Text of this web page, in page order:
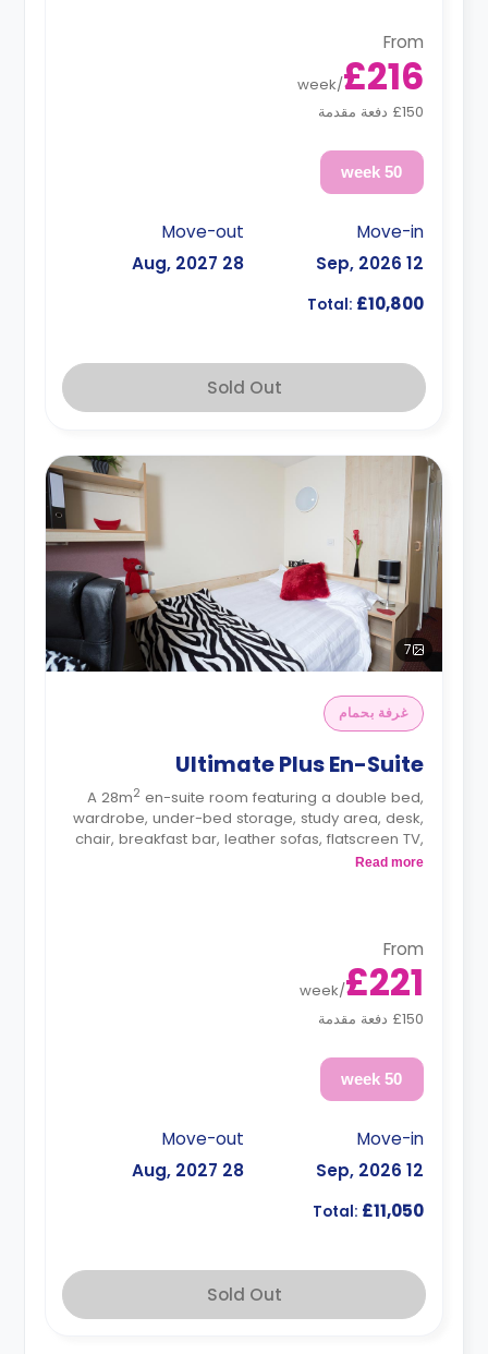
From
£216
/
week
£150 دفعة مقدمة
50 week
Move-in
12 Sep, 2026
Move-out
28 Aug, 2027
Total: £10,800
Sold Out
7
غرفة بحمام
Ultimate Plus En-Suite
A 28m2 en-suite room featuring a double bed,
wardrobe, under-bed storage, study area, desk,
chair, breakfast bar, leather sofas, flatscreen TV,
lounge area, private ensuite bathroom, and a
Read more
From
£221
/
week
£150 دفعة مقدمة
50 week
Move-in
12 Sep, 2026
Move-out
28 Aug, 2027
Total: £11,050
Sold Out